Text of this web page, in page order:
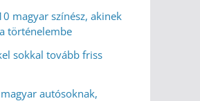
magyar színész, akinek
történelembe
sokkal tovább friss
autósoknak,